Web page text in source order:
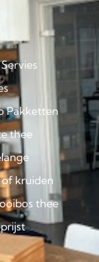
Pakketten
thee
kruiden
thee